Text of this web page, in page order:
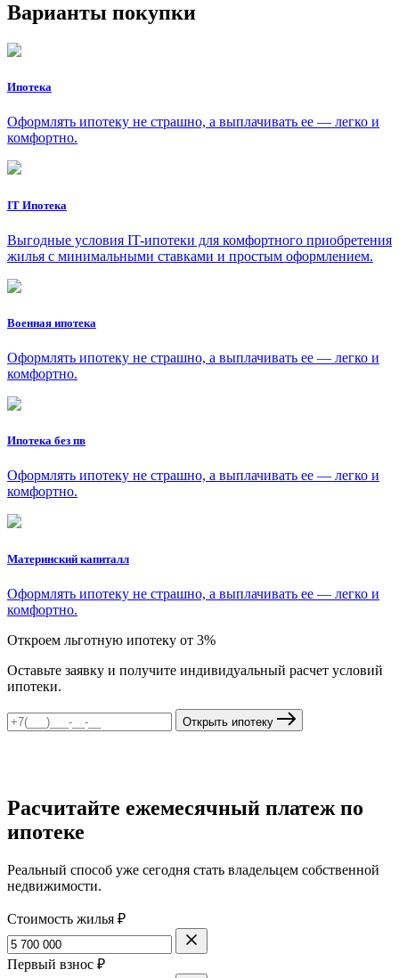
Варианты покупки
Ипотека
Оформлять ипотеку не страшно, а выплачивать ее — легко и
комфортно.
IT Ипотека
Выгодные условия IT-ипотеки для комфортного приобретения
жилья с минимальными ставками и простым оформлением.
Военная ипотека
Оформлять ипотеку не страшно, а выплачивать ее — легко и
комфортно.
Ипотека без пв
Оформлять ипотеку не страшно, а выплачивать ее — легко и
комфортно.
Материнский капиталл
Оформлять ипотеку не страшно, а выплачивать ее — легко и
комфортно.
Откроем льготную ипотеку от 3%
Оставьте заявку и получите индивидуальный расчет условий
ипотеки.
Открыть ипотеку
Расчитайте ежемесячный платеж по
ипотеке
Реальный способ уже сегодня стать владельцем собственной
недвижимости.
Стоимость жилья ₽
Первый взнос ₽